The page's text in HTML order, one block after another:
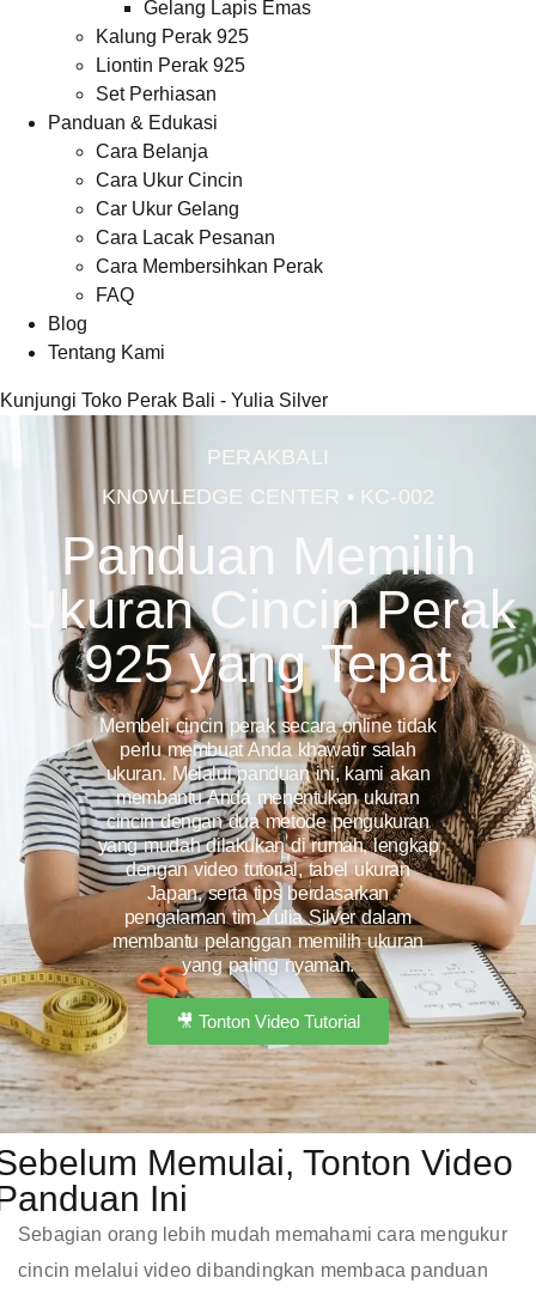
Gelang Lapis Emas
Kalung Perak 925
Liontin Perak 925
Set Perhiasan
Panduan & Edukasi
Cara Belanja
Cara Ukur Cincin
Car Ukur Gelang
Cara Lacak Pesanan
Cara Membersihkan Perak
FAQ
Blog
Tentang Kami
Kunjungi Toko Perak Bali - Yulia Silver
PERAKBALI
KNOWLEDGE CENTER • KC-002
Panduan Memilih
Ukuran Cincin Perak
925 yang Tepat
Membeli cincin perak secara online tidak
perlu membuat Anda khawatir salah
ukuran. Melalui panduan ini, kami akan
membantu Anda menentukan ukuran
cincin dengan dua metode pengukuran
yang mudah dilakukan di rumah, lengkap
dengan video tutorial, tabel ukuran
Japan, serta tips berdasarkan
pengalaman tim Yulia Silver dalam
membantu pelanggan memilih ukuran
yang paling nyaman.
🎥 Tonton Video Tutorial
Memulai, Tonton Video
Ini
Sebagian orang lebih mudah memahami cara mengukur
cincin melalui video dibandingkan membaca panduan